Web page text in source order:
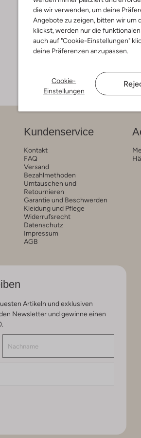
die wir verwenden, um deine
Angebote zu zeigen, bitten wir um
klickst, werden nur die
auch auf "Cookie-Einstellungen"
deine Präferenzen anzupassen.
Cookie-
Einstellungen
Mokassins
€ 129,99
€ 64,99
+ mehr farben
Kundenservice
Kontakt
FAQ
Versand
Bezahlmethoden
Umtauschen und
Retournieren
Garantie und Beschwerden
Kleidung und Pflege
Widerrufsrecht
Datenschutz
Impressum
AGB
Artikeln und exklusiven
Newsletter und gewinne einen